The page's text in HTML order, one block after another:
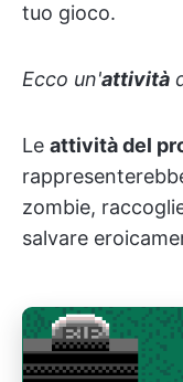
tuo gioco.
Ecco un'attività
Le attività del
zombie,
salvare